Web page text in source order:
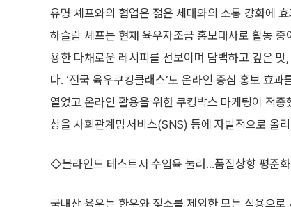
유명 셰프와의 협업은 젊은 세대와의 소통 강화에
하슬람 셰프는 현재 육우자조금 홍보대사로 활동
용한 다채로운 레시피를 선보이며 담백하고 깊은
다. ‘전국 육우쿠킹클래스’도 온라인 중심 홍보 효
열었고 온라인 활용을 위한 쿠킹박스 마케팅이 적
상을 사회관계망서비스(SNS) 등에 자발적으로 올
◇블라인드 테스트서 수입육 눌러…품질상향 평준화
국내산 육우는 한우와 젖소를 제외한 모든 식용으